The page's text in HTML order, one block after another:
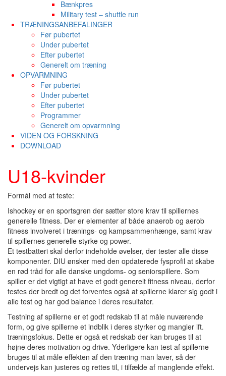
Bænkpres
Military test – shuttle run
TRÆNINGSANBEFALINGER
Før pubertet
Under pubertet
Efter pubertet
Generelt om træning
OPVARMNING
Før pubertet
Under pubertet
Efter pubertet
Programmer
Generelt om opvarmning
VIDEN OG FORSKNING
DOWNLOAD
U18-kvinder
Formål med at teste:
Ishockey er en sportsgren der sætter store krav til spillernes
generelle fitness. Der er elementer af både anaerob og aerob
fitness involveret i trænings- og kampsammenhænge, samt krav
til spillernes generelle styrke og power.
Et testbatteri skal derfor indeholde øvelser, der tester alle disse
komponenter. DIU ønsker med den opdaterede fysprofil at skabe
en rød tråd for alle danske ungdoms- og seniorspillere. Som
spiller er det vigtigt at have et godt generelt fitness niveau, derfor
testes der bredt og det forventes også at spillerne klarer sig godt i
alle test og har god balance i deres resultater.
Testning af spillerne er et godt redskab til at måle nuværende
form, og give spillerne et indblik i deres styrker og mangler ift.
træningsfokus. Dette er også et redskab der kan bruges til at
højne deres motivation og drive. Yderligere kan test af spillerne
bruges til at måle effekten af den træning man laver, så der
undervejs kan justeres og rettes til, i tilfælde af manglende effekt.